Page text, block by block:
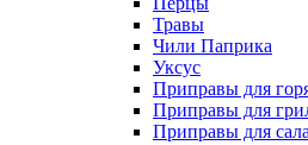
Травы
Чили Паприка
Уксус
Приправы для
Приправы для
Приправы для